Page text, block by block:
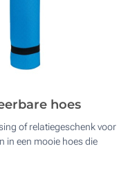
hoes
of relatiegeschenk voor
in een mooie hoes die